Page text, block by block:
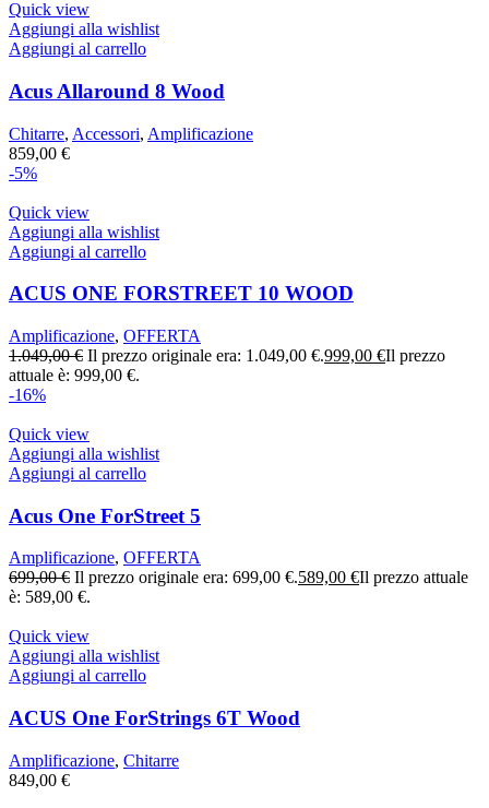
Quick view
Aggiungi alla wishlist
Aggiungi al carrello
Acus Allaround 8 Wood
Chitarre, Accessori, Amplificazione
859,00 €
-5%
Quick view
Aggiungi alla wishlist
Aggiungi al carrello
ACUS ONE FORSTREET 10 WOOD
Amplificazione, OFFERTA
1.049,00€ Il prezzo originale era: 1.049,00 €.999,00 €Il prezzo
attuale è: 999,00 €.
-16%
Quick view
Aggiungi alla wishlist
Aggiungi al carrello
Acus One ForStreet 5
Amplificazione, OFFERTA
699,00€ Il prezzo originale era: 699,00 €.589,00 €Il prezzo attuale
è: 589,00 €.
Quick view
Aggiungi alla wishlist
Aggiungi al carrello
ACUS One ForStrings 6T Wood
Amplificazione, Chitarre
849,00 €